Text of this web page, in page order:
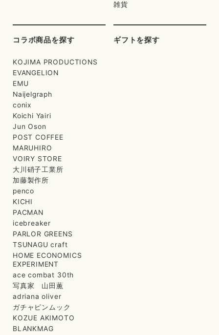
雑貨
コラボ商品を探す
KOJIMA PRODUCTIONS
EVANGELION
EMU
Naijelgraph
conix
Koichi Yairi
Jun Oson
POST COFFEE
MARUHIRO
VOIRY STORE
大川硝子工業所
加藤製作所
penco
KICHI
PACMAN
icebreaker
PARLOR GREENS
TSUNAGU craft
HOME ECONOMICS
EXPERIMENT
ace combat 30th
写真家 山田薫
adriana oliver
ガチャピンムック
KOZUE AKIMOTO
BLANKMAG
ギフトを探す